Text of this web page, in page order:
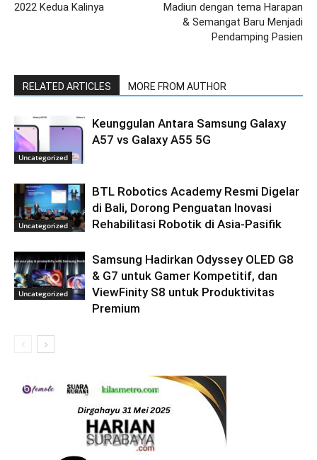
2022 Kedua Kalinya
Madiun dengan tema Harapan
& Semangat Baru Menjadi
Pendamping Pasien
RELATED ARTICLES MORE FROM AUTHOR
Uncategorized
Keunggulan Antara Samsung Galaxy
A57 vs Galaxy A55 5G
Uncategorized
BTL Robotics Academy Resmi Digelar
di Bali, Dorong Penguatan Inovasi
Rehabilitasi Robotik di Asia-Pasifik
Uncategorized
Samsung Hadirkan Odyssey OLED G8
& G7 untuk Gamer Kompetitif, dan
ViewFinity S8 untuk Produktivitas
Premium